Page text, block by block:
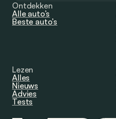
Ontdekken
Alle auto’s
Beste auto’s
Lezen
Alles
Nieuws
Advies
Tests